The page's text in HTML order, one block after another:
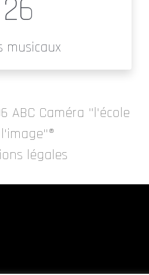
26
musicaux
ABC Caméra "l'école
légales